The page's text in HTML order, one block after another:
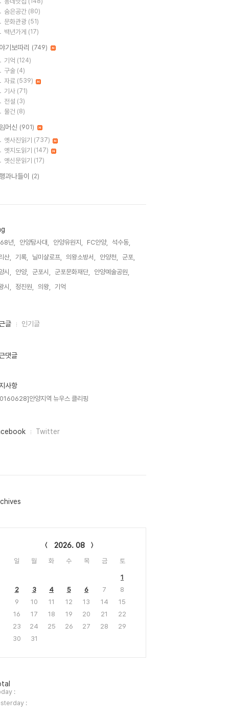
숨은공간 (80)
문화관광 (51)
백년가게 (17)
기보따리 (749)
기억 (124)
구술 (4)
자료 (539)
기사 (71)
전설 (3)
물건 (8)
머신 (901)
옛사진읽기 (737)
옛지도읽기 (147)
옛신문읽기 (17)
과나들이 (2)
년, 안양탐사대, 안양유원지, FC안양,
석수동,
산,
기록, 닐미샬로프, 의왕소방서, 안양천,
군포,
시,
안양, 군포시, 군포문화재단,
안양예술공원,
시,
정진원, 의왕, 기억,
글 인기글
댓글
사항
안양지역 뉴우스 클리핑
Twitter
2026. 08
일 월 화 수 목 금 토
1
2
3 4 5 6 7
8
9
10 11 12 13 14
15
16
17 18 19 20 21
22
23
24 25 26 27 28
29
30
31
:
: